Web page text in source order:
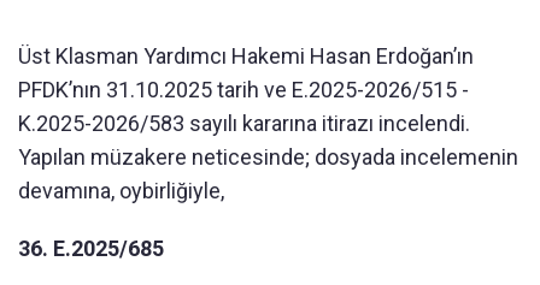
Üst Klasman Yardımcı Hakemi Hasan Erdoğan’ın
PFDK’nın 31.10.2025 tarih ve E.2025-2026/515 -
K.2025-2026/583 sayılı kararına itirazı incelendi.
Yapılan müzakere neticesinde; dosyada incelemenin
devamına, oybirliğiyle,
36. E.2025/685